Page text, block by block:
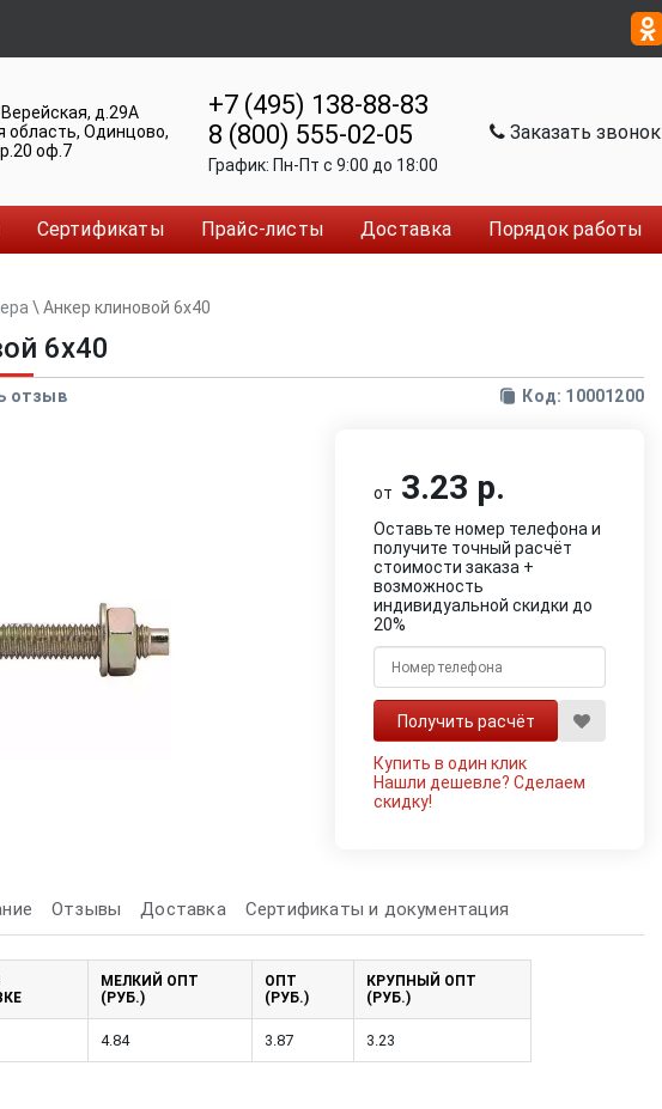
Верейская, д.29А
область, Одинцово,
оф.7
+7 (495) 138-88-83
8 (800) 555-02-05
График: Пн-Пт c 9:00 до 18:00
Заказать звонок
Сертификаты Прайс-листы Доставка Порядок работы
\ Анкер клиновой 6x40
6x40
отзыв Код: 10001200
от 3.23 р.
Оставьте номер телефона и
получите точный расчёт
стоимости заказа +
возможность
индивидуальной скидки до
20%
Купить в один клик
Нашли дешевле?Сделаем
скидку!
Отзывы Доставка Сертификаты и документация
МЕЛКИЙ ОПТ
(РУБ.)
ОПТ
(РУБ.)
КРУПНЫЙ ОПТ
(РУБ.)
4.84 3.87 3.23